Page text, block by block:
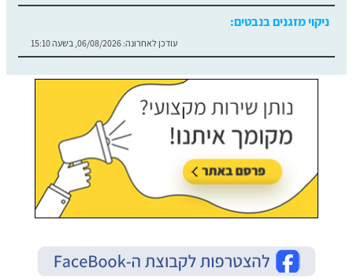
ניקוי מזגנים בנבטים:
עודכן לאחרונה: 06/08/2026, בשעה 15:10